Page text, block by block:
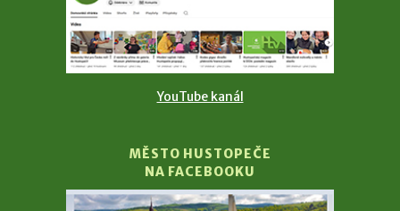
YouTube kanál
MĚSTO HUSTOPEČE
NA FACEBOOKU